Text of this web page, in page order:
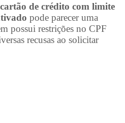
cartão de crédito com limite
pode parecer uma
possui restrições no CPF
recusas ao solicitar